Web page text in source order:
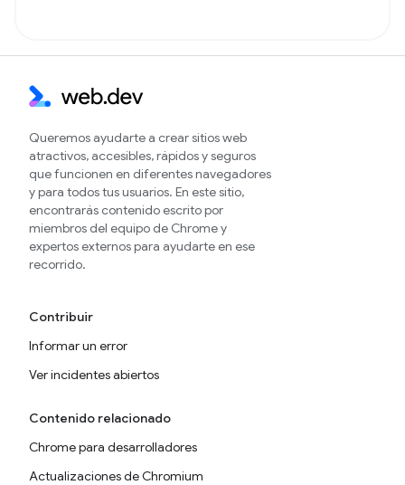
Queremos ayudarte a crear sitios web
atractivos, accesibles, rápidos y seguros
que funcionen en diferentes navegadores
y para todos tus usuarios. En este sitio,
encontrarás contenido escrito por
miembros del equipo de Chrome y
expertos externos para ayudarte en ese
recorrido.
Contribuir
Informar un error
Ver incidentes abiertos
Contenido relacionado
Chrome para desarrolladores
Actualizaciones de Chromium